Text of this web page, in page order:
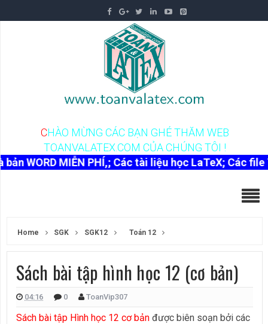
CHÀO MỪNG CÁC BẠN GHÉ THĂM WEB
TOANVAL ATEX.COM CỦA CHÚNG TÔI !
MIỄN PHÍ,; Các tài liệu học LaTeX; Các file
Home SGK SGK12 Toán 12
Sách bài tập hình học 12 (cơ bản)
04:16 0 ToanVip307
Sách bài tập Hình học 12 cơ bản được biên soạn bởi các